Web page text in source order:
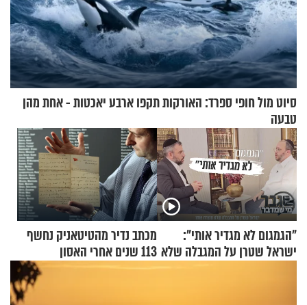
סיוט מול חופי ספרד: האורקות תקפו ארבע יאכטות - אחת מהן
טבעה
"הגמגום לא מגדיר אותי":
ישראל שטרן על המגבלה שלא
מכתב נדיר מהטיטאניק נחשף
113 שנים אחרי האסון